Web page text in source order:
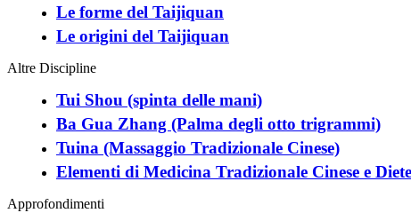
Le forme del Taijiquan
Le origini del Taijiquan
Altre Discipline
Tui Shou (spinta delle mani)
Ba Gua Zhang (Palma degli otto trigrammi)
Tuina (Massaggio Tradizionale Cinese)
Elementi di Medicina Tradizionale Cinese e
Approfondimenti